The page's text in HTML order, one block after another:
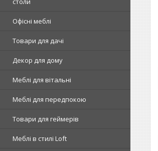
Офісні меблі
Товари для дачі
Декор для дому
Меблі для вітальні
Меблі для передпокою
Товари для геймерів
Меблі в стилі Loft